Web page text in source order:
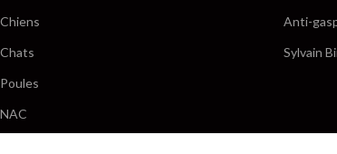
Chiens
Chats
Poules
NAC
Anti-
Sylvain